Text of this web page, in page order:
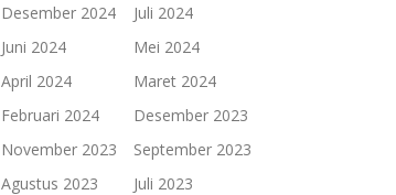
Desember 2024
Juli 2024
Juni 2024
Mei 2024
April 2024
Maret 2024
Februari 2024
Desember 2023
November 2023
September 2023
Agustus 2023
Juli 2023